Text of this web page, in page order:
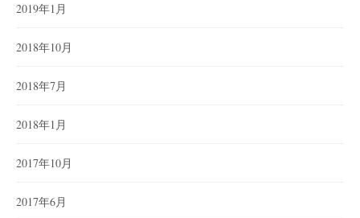
2019年1月
2018年10月
2018年7月
2018年1月
2017年10月
2017年6月